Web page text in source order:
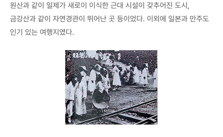
원산과 같이 일제가 새로이 이식한 근대 시설이 갖추어진 도시,
금강산과 같이 자연경관이 뛰어난 곳 등이었다. 이외에 일본과 만주도
인기 있는 여행지였다.